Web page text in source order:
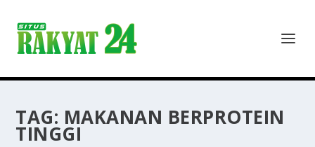
TAG: MAKANAN BERPROTEIN
TINGGI